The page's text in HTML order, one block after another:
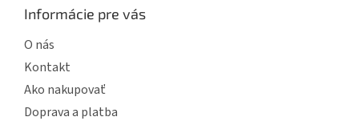
Informácie pre vás
O nás
Kontakt
Ako nakupovať
Doprava a platba